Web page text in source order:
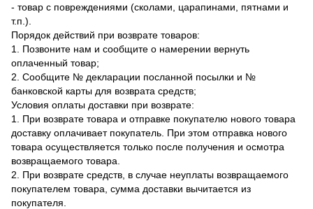
- товар с повреждениями (сколами, царапинами, пятнами и
т.п.).
Порядок действий при возврате товаров:
1. Позвоните нам и сообщите о намерении вернуть
оплаченный товар;
2. Сообщите № декларации посланной посылки и №
банковской карты для возврата средств;
Условия оплаты доставки при возврате:
1. При возврате товара и отправке покупателю нового товара
доставку оплачивает покупатель. При этом отправка нового
товара осуществляется только после получения и осмотра
возвращаемого товара.
2. При возврате средств, в случае неуплаты возвращаемого
покупателем товара, сумма доставки вычитается из
покупателя.